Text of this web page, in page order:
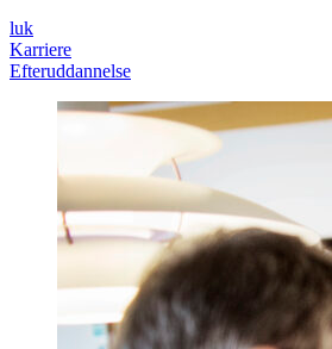
luk
Karriere
Efteruddannelse